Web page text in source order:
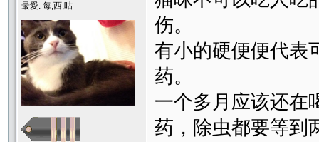
最愛: 每,西,咕
伤。
有小的硬便便代表
药。
一个多月应该还在
药，除虫都要等到